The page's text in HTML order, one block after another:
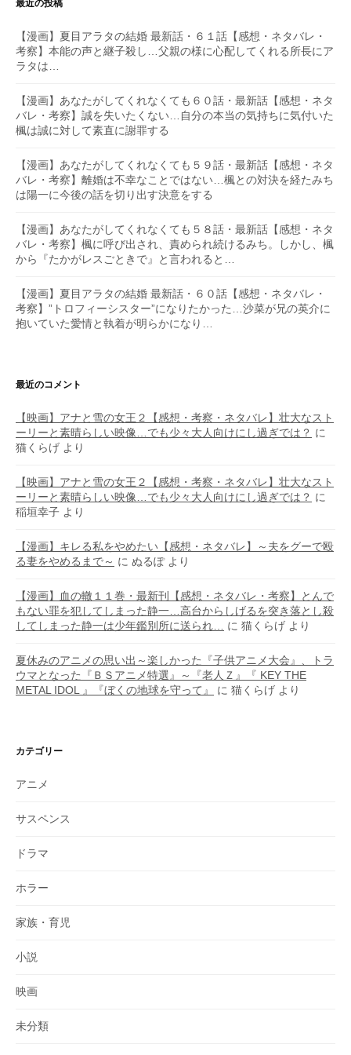
最近の投稿
【漫画】夏目アラタの結婚 最新話・６１話【感想・ネタバレ・
考察】本能の声と継子殺し…父親の様に心配してくれる所長にア
ラタは…
【漫画】あなたがしてくれなくても６０話・最新話【感想・ネタ
バレ・考察】誠を失いたくない…自分の本当の気持ちに気付いた
楓は誠に対して素直に謝罪する
【漫画】あなたがしてくれなくても５９話・最新話【感想・ネタ
バレ・考察】離婚は不幸なことではない…楓との対決を経たみち
は陽一に今後の話を切り出す決意をする
【漫画】あなたがしてくれなくても５８話・最新話【感想・ネタ
バレ・考察】楓に呼び出され、責められ続けるみち。しかし、楓
から『たかがレスごときで』と言われると…
【漫画】夏目アラタの結婚 最新話・６０話【感想・ネタバレ・
考察】”トロフィーシスター”になりたかった…沙菜が兄の英介に
抱いていた愛情と執着が明らかになり…
最近のコメント
【映画】アナと雪の女王２【感想・考察・ネタバレ】壮大なスト
ーリーと素晴らしい映像…でも少々大人向けにし過ぎでは？ に
猫くらげ より
【映画】アナと雪の女王２【感想・考察・ネタバレ】壮大なスト
ーリーと素晴らしい映像…でも少々大人向けにし過ぎでは？ に
稲垣幸子 より
【漫画】キレる私をやめたい【感想・ネタバレ】～夫をグーで殴
る妻をやめるまで～ に ぬるぽより
【漫画】血の轍１１巻・最新刊【感想・ネタバレ・考察】とんで
もない罪を犯してしまった静一…高台からしげるを突き落とし殺
してしまった静一は少年鑑別所に送られ…
に 猫くらげ より
夏休みのアニメの思い出～楽しかった『子供アニメ大会』、トラ
ウマとなった『ＢＳアニメ特選』～『老人Ｚ』『 KEY THE
METAL IDOL 』『ぼくの地球を守って』
に 猫くらげ より
カテゴリー
アニメ
サスペンス
ドラマ
ホラー
家族・育児
小説
映画
未分類